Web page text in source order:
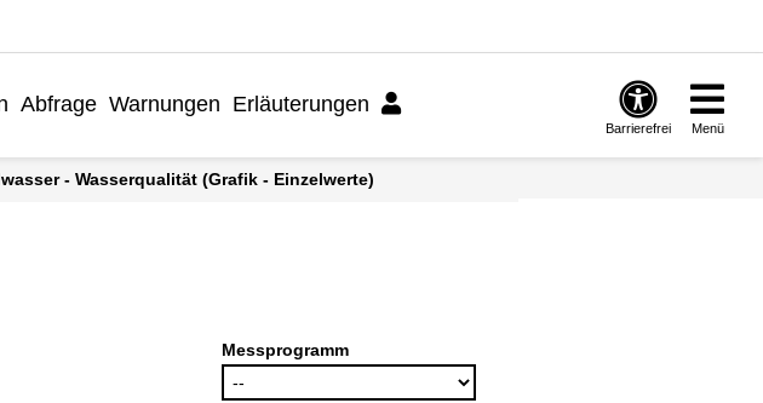
Abfrage Warnungen Erläuterungen
Barrierefrei Menü
- Wasserqualität (Grafik - Einzelwerte)
Messprogramm